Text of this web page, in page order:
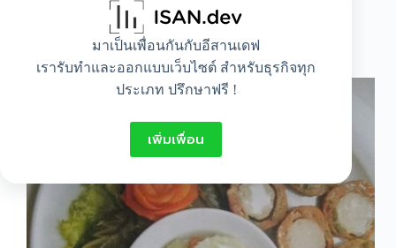
มาเป็นเพื่อนกันกับอีสานเดฟ
เรารับทำและออกแบบเว็บไซต์ สำหรับธุรกิจทุก
ประเภท ปรึกษาฟรี !
เพิ่มเพื่อน
Food
วิธีทำทอดมันลูกชิ้นปลา